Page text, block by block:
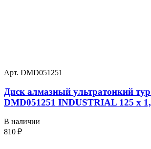
Арт. DMD051251
Диск алмазный ультратонкий
DMD051251 INDUSTRIAL 125 х
В наличии
810 ₽